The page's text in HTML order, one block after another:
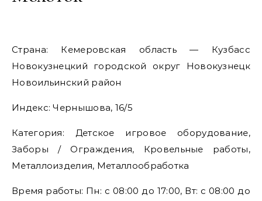
Страна: Кемеровская область — Кузбасс
Новокузнецкий городской округ Новокузнецк
Новоильинский район
Индекс: Чернышова, 16/5
Категория: Детское игровое оборудование,
Заборы / Ограждения, Кровельные работы,
Металлоизделия, Металлообработка
Время работы: Пн: с 08:00 до 17:00, Вт: с 08:00 до